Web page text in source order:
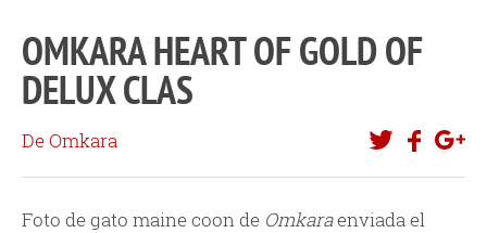
OMKARA HEART OF GOLD OF
DELUX CLAS
De Omkara
Foto de gato maine coon de Omkaraenviada el